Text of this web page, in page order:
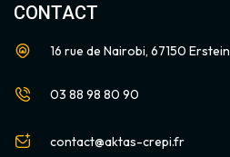
CONTACT
16 rue de Nairobi, 67150 Erstein
03 88 98 80 90
contact@aktas-crepi.fr